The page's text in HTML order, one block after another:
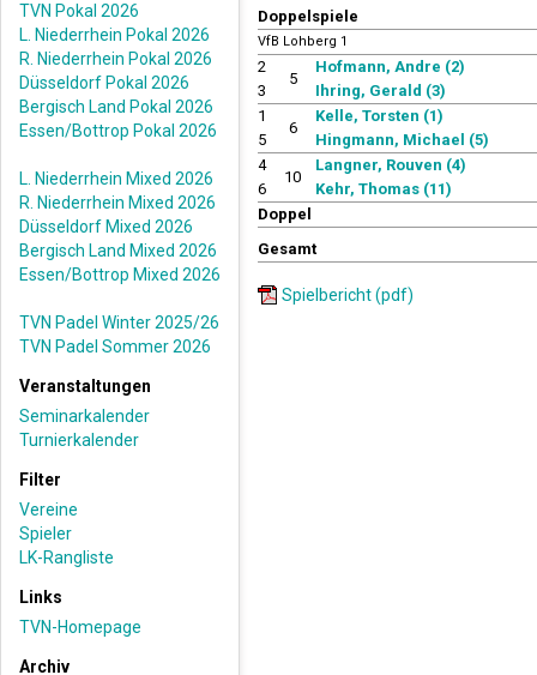
TVN Pokal 2026
L. Niederrhein Pokal 2026
R. Niederrhein Pokal 2026
Düsseldorf Pokal 2026
Bergisch Land Pokal 2026
Essen/Bottrop Pokal 2026
L. Niederrhein Mixed 2026
R. Niederrhein Mixed 2026
Düsseldorf Mixed 2026
Bergisch Land Mixed 2026
Essen/Bottrop Mixed 2026
TVN Padel Winter 2025/26
TVN Padel Sommer 2026
Veranstaltungen
Seminarkalender
Turnierkalender
Filter
Vereine
Spieler
LK-Rangliste
Links
TVN-Homepage
Archiv
Doppelspiele
VfB Lohberg 1
2
3
5
Hofmann, Andre (2)
Ihring, Gerald (3)
1
5
6
Kelle, Torsten (1)
Hingmann, Michael (5)
4
6
10
Langner, Rouven (4)
Kehr, Thomas (11)
Doppel
Gesamt
Spielbericht (pdf)